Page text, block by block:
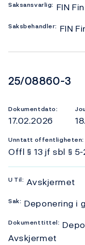
Saksansvarlig: FIN
Saksbehandler: FIN
25/08860-3
Dokumentdato:
17.02.2026
Unntatt offentligheten:
Offl § 13 jf sbl §
U Til: Avskjermet
Sak: Deponering i
Dokumenttittel:
Avskjermet